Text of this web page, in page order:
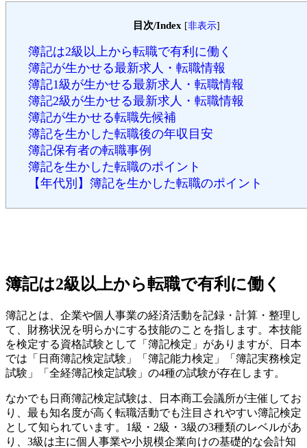
目次/Index [非表示]
簿記は2級以上から転職で有利に働く
簿記が生かせる最新求人・転職情報
簿記1級が生かせる最新求人・転職情報
簿記2級が生かせる最新求人・転職情報
簿記が生かせる転職先候補
簿記を生かした転職後の年収目安
簿記保有者の転職事例
簿記を生かした転職のポイント
【年代別】簿記を生かした転職のポイント
簿記は2級以上から転職で有利に働く
簿記とは、企業や個人事業の経済活動を記録・計算・整理し
て、財務状況を明らかにする技能のことを指します。本技能
を検定する資格試験として「簿記検定」がありますが、日本
では「日商簿記検定試験」「簿記能力検定」「簿記実務検定
試験」「全経簿記検定試験」の4種の試験が存在します。
なかでも日商簿記検定試験は、日本商工会議所が主催してお
り、最も知名度が高く転職活動でも注目されやすい簿記検定
として知られています。1級・2級・3級の3種類のレベルがあ
り、3級は主に個人事業や小規模企業向けの基礎的な会計知